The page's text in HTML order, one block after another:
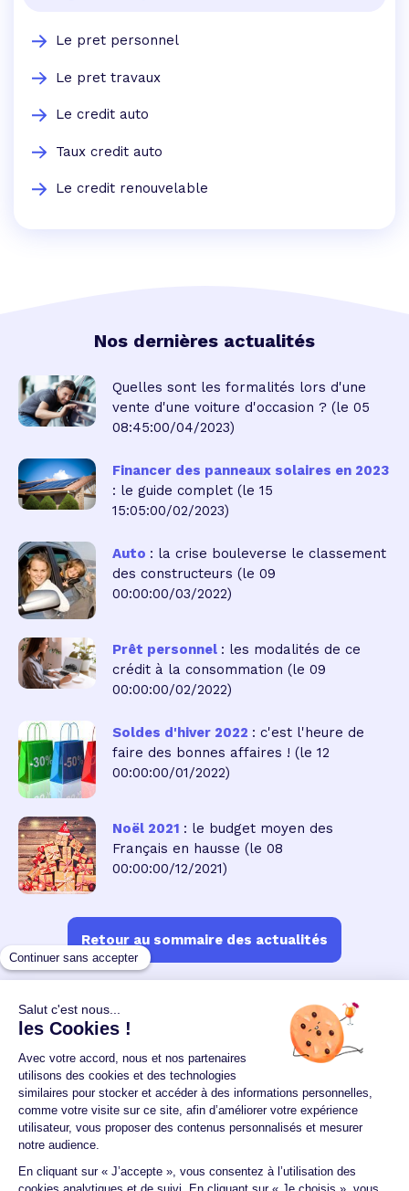
Le pret personnel
Le pret travaux
Le credit auto
Taux credit auto
Le credit renouvelable
Nos dernières actualités
Quelles sont les formalités lors d'une
vente d'une voiture d'occasion ? (le 05
08:45:00/04/2023)
Financer des panneaux solaires en 2023
: le guide complet (le 15
15:05:00/02/2023)
Auto : la crise bouleverse le classement
des constructeurs (le 09
00:00:00/03/2022)
Prêt personnel : les modalités de ce
crédit à la consommation (le 09
00:00:00/02/2022)
Soldes d'hiver 2022 : c'est l'heure de
faire des bonnes affaires ! (le 12
00:00:00/01/2022)
Noël 2021 : le budget moyen des
Français en hausse (le 08
00:00:00/12/2021)
Retour au sommaire des actualités
Un crédit vous engage et doit être remboursé.
Vérifiez vos capacités de remboursement avant de
vous engager.
Aucun versement, de quelque nature que ce soit, ne